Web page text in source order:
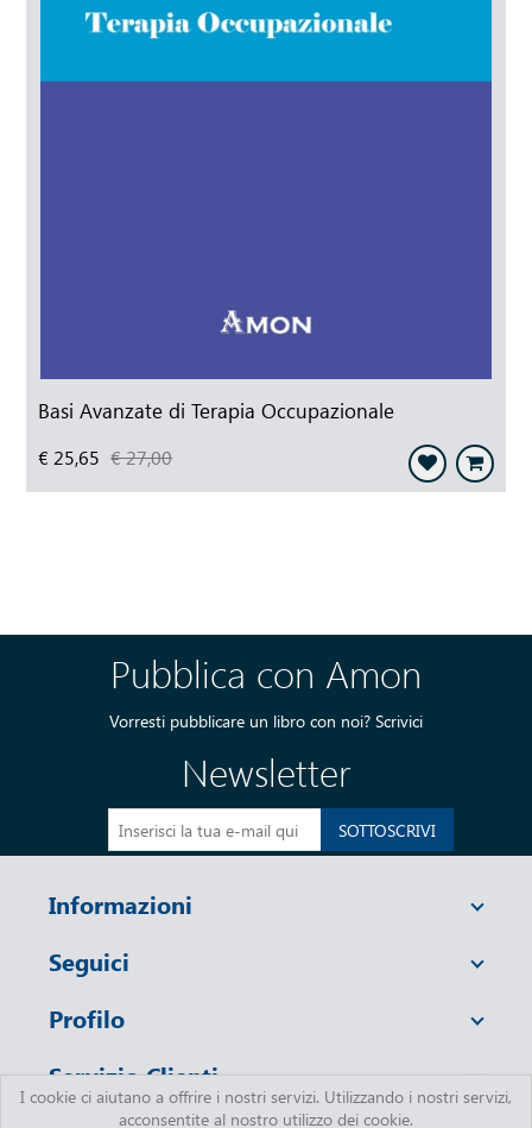
Basi Avanzate di Terapia Occupazionale
€ 25,65 € 27,00
Pubblica con Amon
Vorresti pubblicare un libro con noi? Scrivici
Newsletter
SOTTOSCRIVI
Informazioni
Seguici
Profilo
Servizio Clienti
I cookie ci aiutano a offrire i nostri servizi. Utilizzando i nostri servizi,
acconsentite al nostro utilizzo dei cookie.